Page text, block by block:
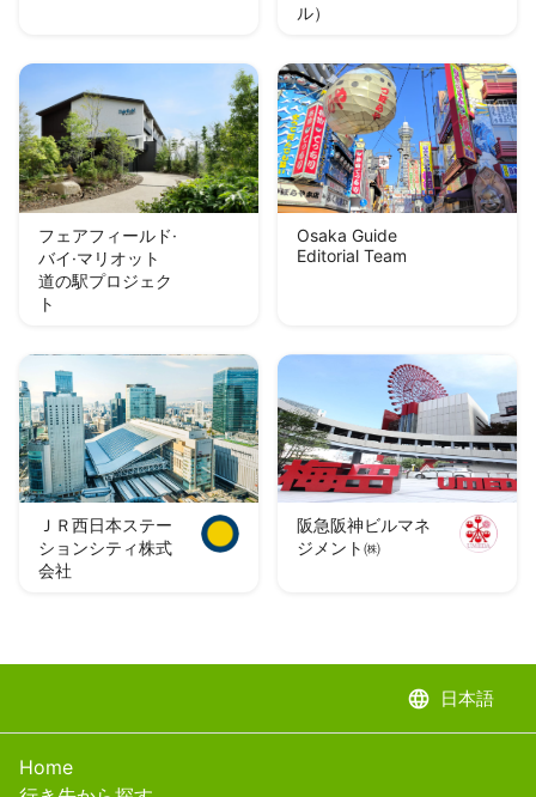
ル）
フェアフィールド·
バイ·マリオット
道の駅プロジェク
ト
Osaka Guide
Editorial Team
ＪＲ西日本ステー
ションシティ株式
会社
阪急阪神ビルマネ
ジメント㈱
language 日本語
Home